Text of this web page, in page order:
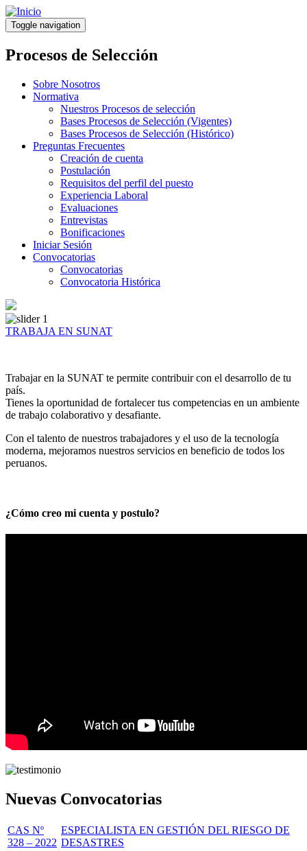
Pasar
al
contenido
principal
Toggle navigation
Procesos de Selección
Sobre Nosotros
Normativa
Nuestros Procesos de selección
Bases Procesos de Selección (Vigentes)
Bases Procesos de Selección (Histórico)
Preguntas Frecuentes
Creación de cuenta
Postulación
Requisitos del perfil del puesto
Experiencia Laboral
Evaluaciones
Entrevistas
Bonificaciones
Iniciar Sesión
Convocatorias
Convocatorias
Convocatoria Histórica
TRABAJA EN SUNAT
Trabajar en la SUNAT te permite contribuir con el desarrollo de tu
país.
Tienes la oportunidad de fortalecer tus competencias en un ambiente
de trabajo colaborativo y desafiante.
Con el talento de nuestros trabajadores y el uso de la tecnología
moderna, mejoramos nuestros servicios en beneficio de todos los
peruanos.
¿Cómo creo mi cuenta y postulo?
Nuevas Convocatorias
CAS Nº
328 – 2022
ESPECIALISTA EN GESTIÓN DEL RIESGO DE
DESASTRES